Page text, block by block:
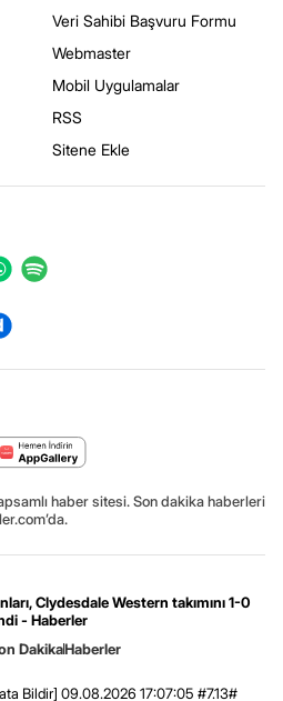
Veri Sahibi Başvuru Formu
Webmaster
Mobil Uygulamalar
RSS
Sitene Ekle
haber sitesi. Son dakika haberleri
Clydesdale Western takımını 1-0
- Haberler
DakikaHaberler
Bildir] 09.08.2026 17:07:05 #7.13#